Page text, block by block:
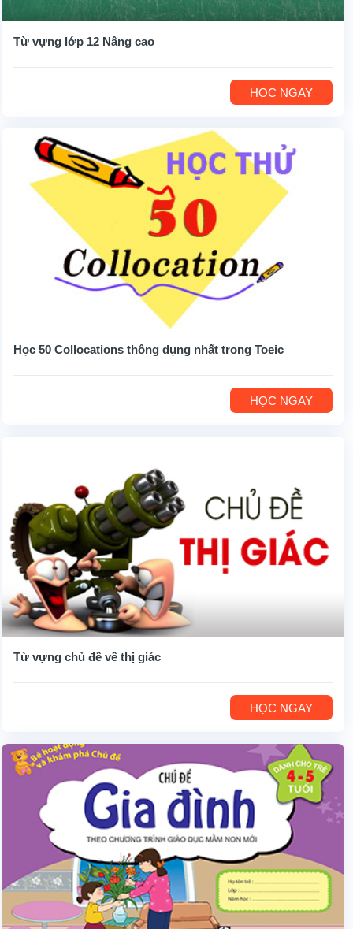
Từ vựng lớp 12 Nâng cao
HỌC NGAY
Học 50 Collocations thông dụng nhất trong Toeic
HỌC NGAY
Từ vựng chủ đề về thị giác
HỌC NGAY